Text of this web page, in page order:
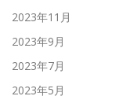
2023年11月
2023年9月
2023年7月
2023年5月